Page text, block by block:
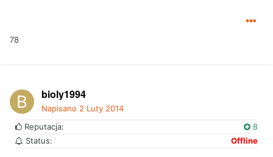
78
bioly1994
Napisano 2 Luty 2014
Reputacja:
8
Status:
Offline